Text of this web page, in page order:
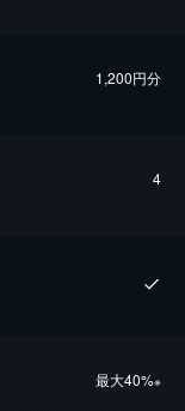
1,200円分
4
最⼤40%※